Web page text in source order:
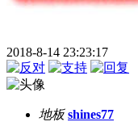
2018-8-14 23:23:17
地板 shines77